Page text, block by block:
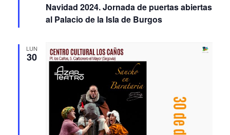
Navidad 2024. Jornada de puertas abiertas
al Palacio de la Isla de Burgos
LUN
30